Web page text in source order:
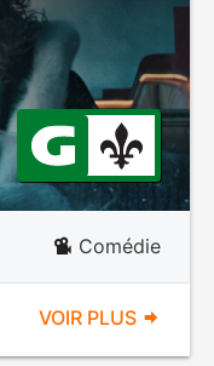
Comédie
VOIR PLUS